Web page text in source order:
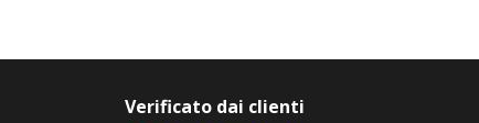
Verificato dai clienti